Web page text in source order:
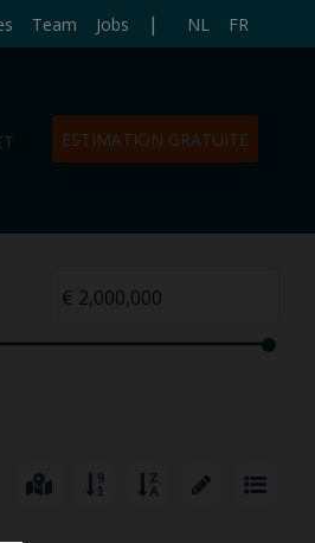
Team Jobs | NL FR
ESTIMATION GRATUITE